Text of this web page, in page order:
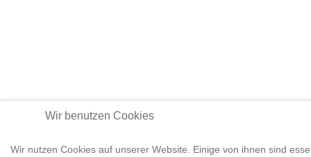
Wir benutzen Cookies
Wir nutzen Cookies auf unserer Website. Einige von ihnen sind